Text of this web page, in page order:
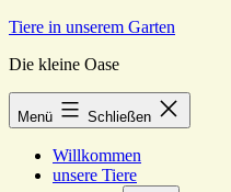
Zum
springen
Tiere in unserem Garten
Die kleine Oase
Menü Schließen
Willkommen
unsere Tiere